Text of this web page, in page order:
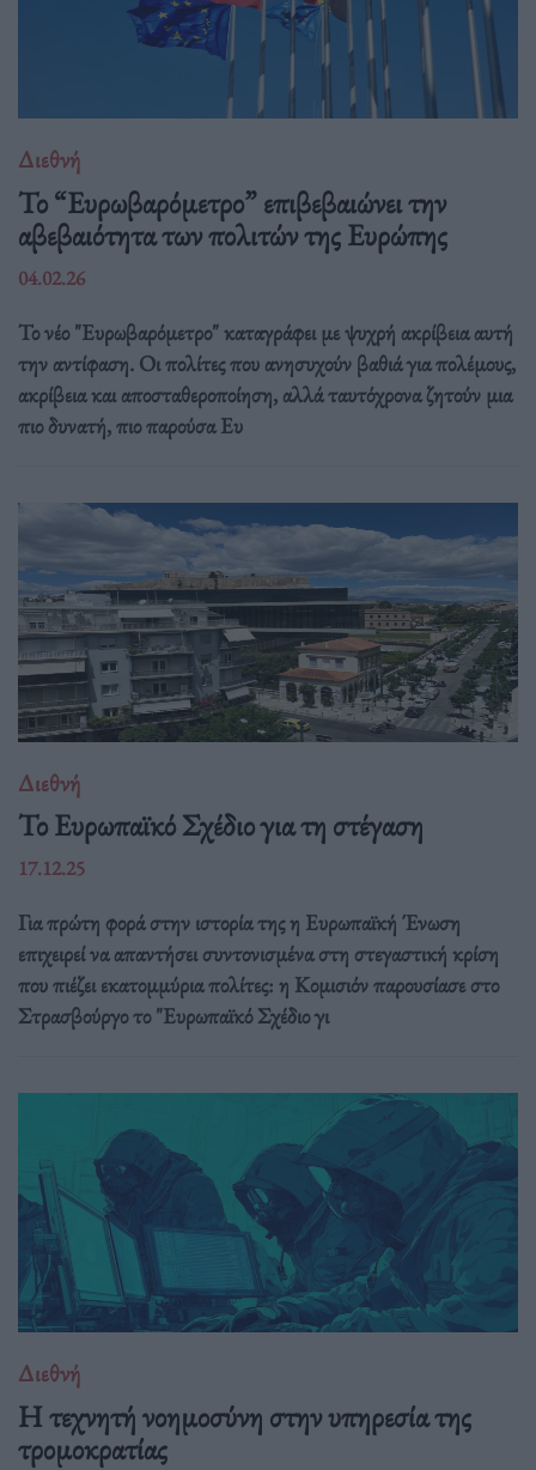
Διεθνή
Το “Ευρωβαρόμετρο” επιβεβαιώνει την
αβεβαιότητα των πολιτών της Ευρώπης
04.02.26
Το νέο "Ευρωβαρόμετρο" καταγράφει με ψυχρή ακρίβεια αυτή
την αντίφαση. Oι πολίτες που ανησυχούν βαθιά για πολέμους,
ακρίβεια και αποσταθεροποίηση, αλλά ταυτόχρονα ζητούν μια
πιο δυνατή, πιο παρούσα Ευ
Διεθνή
Το Ευρωπαϊκό Σχέδιο για τη στέγαση
17.12.25
Για πρώτη φορά στην ιστορία της η Ευρωπαϊκή Ένωση
επιχειρεί να απαντήσει συντονισμένα στη στεγαστική κρίση
που πιέζει εκατομμύρια πολίτες: η Κομισιόν παρουσίασε στο
Στρασβούργο το "Ευρωπαϊκό Σχέδιο γι
Διεθνή
Η τεχνητή νοημοσύνη στην υπηρεσία της
τρομοκρατίας